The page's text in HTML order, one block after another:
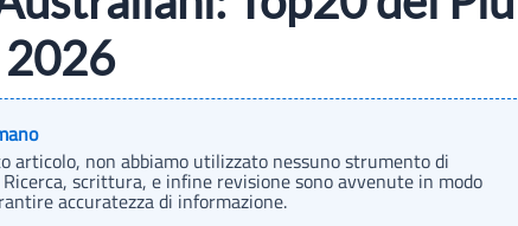
2026
articolo, non abbiamo utilizzato nessuno strumento di
scrittura, e infine revisione sono avvenute in modo
accuratezza di informazione.